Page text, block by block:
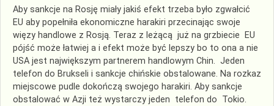
Aby sankcje na Rosję miały jakiś efekt trzeba było zgwałcić
EU aby popełniła ekonomiczne harakiri przecinając swoje
więzy handlowe z Rosją. Teraz z leżącą już na grzbiecie EU
pójść może łatwiej a i efekt może być lepszy bo to ona a nie
USA jest największym partnerem handlowym Chin. Jeden
telefon do Brukseli i sankcje chińskie obstalowane. Na rozkaz
miejscowe pudle dokończą swojego harakiri. Aby sankcje
obstalować w Azji też wystarczy jeden telefon do Tokio.